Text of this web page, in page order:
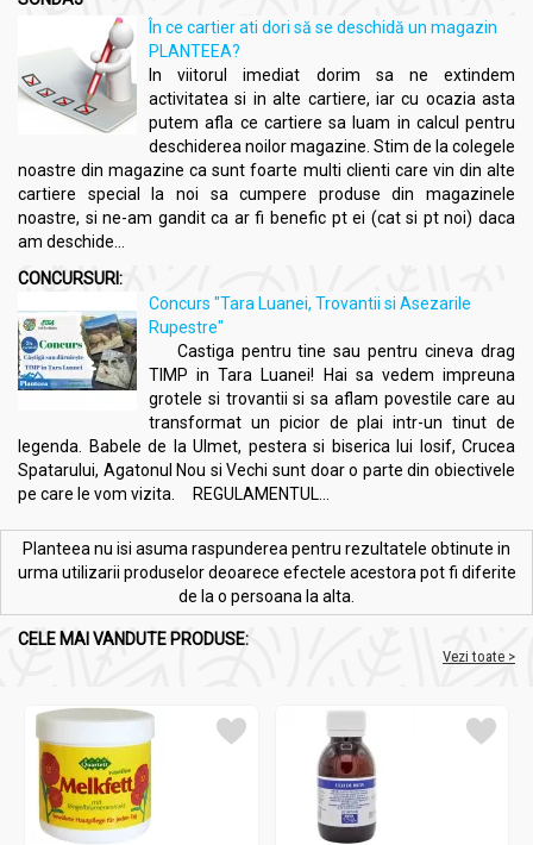
În ce cartier ati dori să se deschidă un magazin
PLANTEEA?
In viitorul imediat dorim sa ne extindem
activitatea si in alte cartiere, iar cu ocazia asta
putem afla ce cartiere sa luam in calcul pentru
deschiderea noilor magazine. Stim de la colegele
noastre din magazine ca sunt foarte multi clienti care vin din alte
cartiere special la noi sa cumpere produse din magazinele
noastre, si ne-am gandit ca ar fi benefic pt ei (cat si pt noi) daca
am deschide...
CONCURSURI:
Concurs "Tara Luanei, Trovantii si Asezarile
Rupestre"
Castiga pentru tine sau pentru cineva drag
TIMP in Tara Luanei! Hai sa vedem impreuna
grotele si trovantii si sa aflam povestile care au
transformat un picior de plai intr-un tinut de
legenda. Babele de la Ulmet, pestera si biserica lui Iosif, Crucea
Spatarului, Agatonul Nou si Vechi sunt doar o parte din obiectivele
pe care le vom vizita. REGULAMENTUL...
Planteea nu isi asuma raspunderea pentru rezultatele obtinute in
urma utilizarii produselor deoarece efectele acestora pot fi diferite
de la o persoana la alta.
CELE MAI VANDUTE PRODUSE:
Vezi toate >